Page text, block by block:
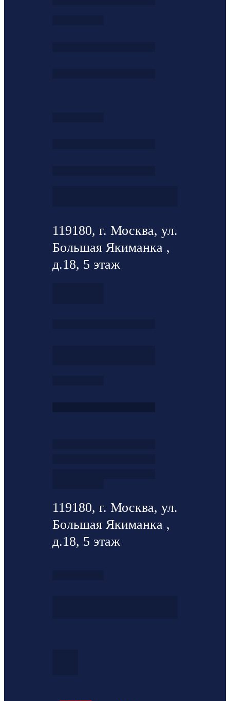
119180, г. Москва, ул.
Большая Якиманка ,
д.18, 5 этаж
119180, г. Москва, ул.
Большая Якиманка ,
д.18, 5 этаж